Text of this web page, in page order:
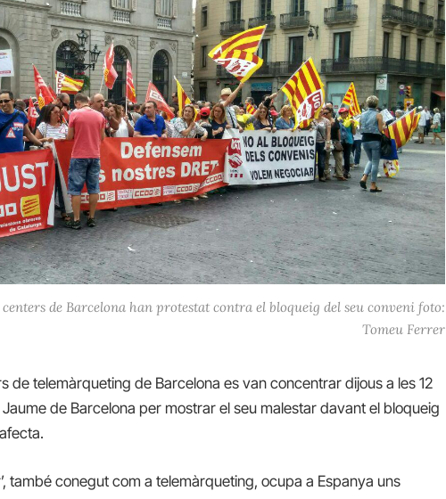
de Barcelona han protestat contra el bloqueig del seu conveni foto:
Tomeu Ferrer
de telemàrqueting de Barcelona es van concentrar dijous a les 12
de Barcelona per mostrar el seu malestar davant el bloqueig
també conegut com a telemàrqueting, ocupa a Espanya uns